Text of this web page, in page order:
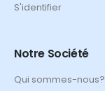
S'identifier
Notre Société
Qui sommes-nous?